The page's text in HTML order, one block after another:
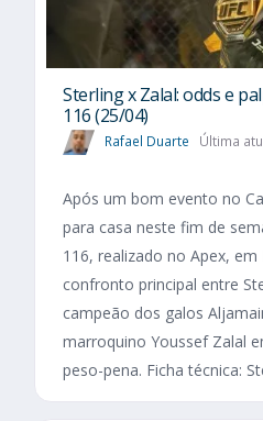
Sterling x Zalal: odds e
116 (25/04)
Rafael Duarte Última
Após um bom evento no
para casa neste fim de
116, realizado no Apex, em
confronto principal entre
campeão dos galos
marroquino Youssef Zalal
peso-pena. Ficha técnica: